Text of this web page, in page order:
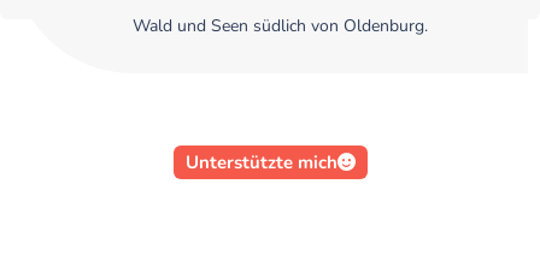
Wald und Seen südlich von Oldenburg.
Unterstützte mich